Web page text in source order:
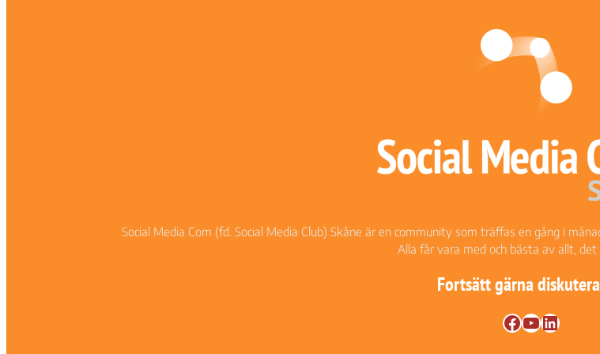
Social Media Com (fd. Social Media Club) Skåne är en community som träffas en gång i
Alla får vara med och bästa av allt,
Fortsätt gärna
Facebook
YouTube
LinkedIn